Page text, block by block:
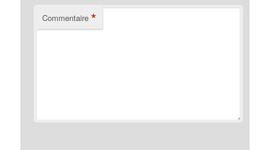
Commentaire *